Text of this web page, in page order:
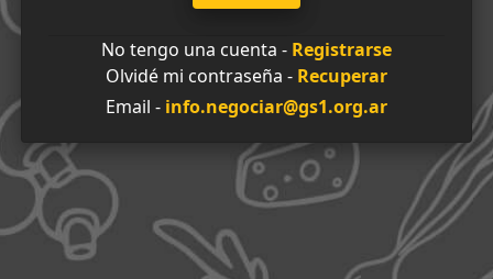
No tengo una cuenta - Registrarse
Olvidé mi contraseña - Recuperar
Email - info.negociar@gs1.org.ar